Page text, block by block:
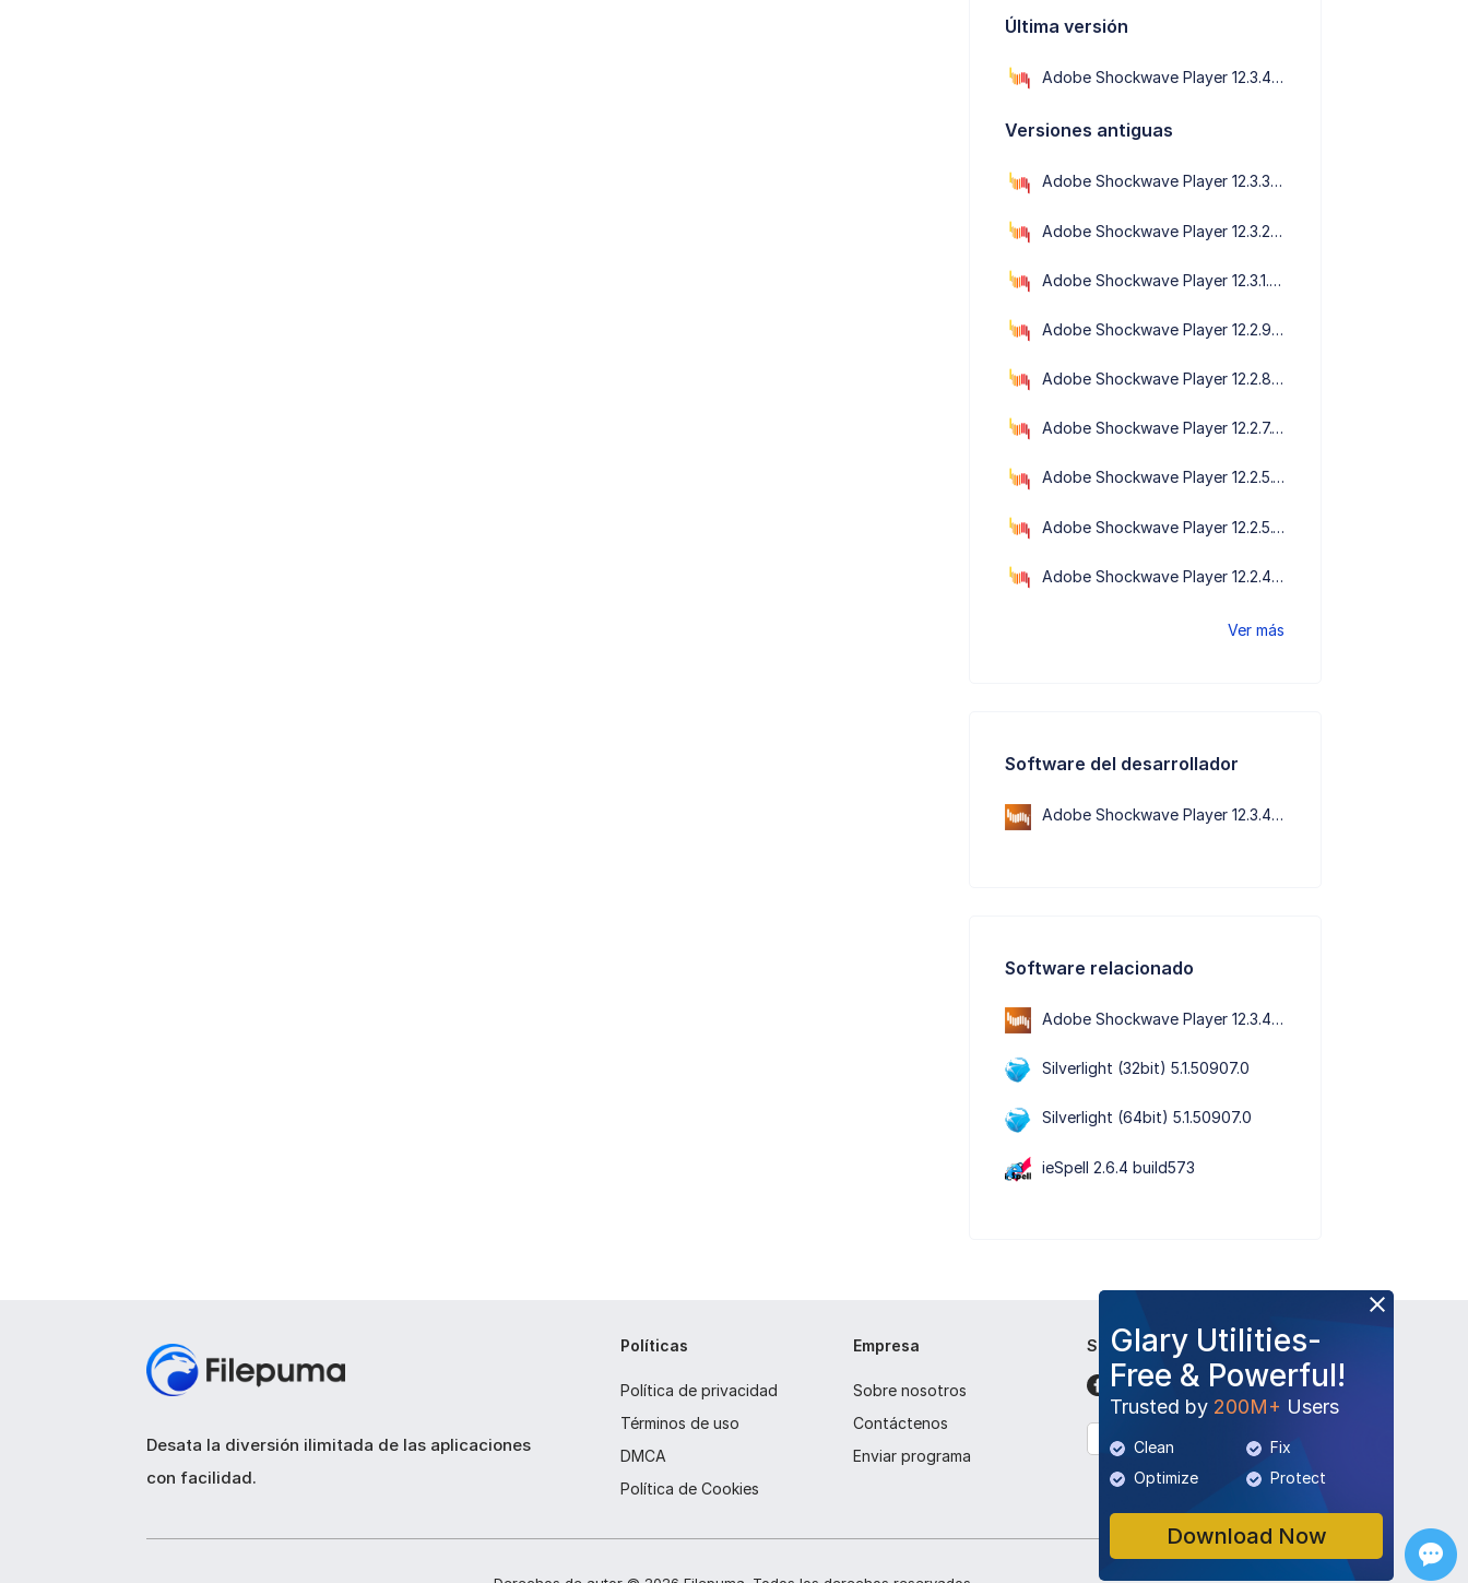
Última versión
Adobe Shockwave Player 12.3.4.204
Versiones antiguas
Adobe Shockwave Player 12.3.3.203
Adobe Shockwave Player 12.3.2.202
Adobe Shockwave Player 12.3.1.201
Adobe Shockwave Player 12.2.9.199
Adobe Shockwave Player 12.2.8.198
Adobe Shockwave Player 12.2.7.197
Adobe Shockwave Player 12.2.5.196
Adobe Shockwave Player 12.2.5.195
Adobe Shockwave Player 12.2.4.194
Ver más
Software del desarrollador
Adobe Shockwave Player 12.3.4.204
Software relacionado
Adobe Shockwave Player 12.3.4.204
Silverlight (32bit) 5.1.50907.0
Silverlight (64bit) 5.1.50907.0
ieSpell 2.6.4 build573
Glary Utilities-
Free & Powerful!
Trusted by 200M+ Users
Clean
Fix
Optimize
Protect
Download Now
Desata la diversión ilimitada de las aplicaciones
con facilidad.
Políticas
Política de privacidad
Términos de uso
DMCA
Política de Cookies
Empresa
Sobre nosotros
Contáctenos
Enviar programa
Síguenos
Español